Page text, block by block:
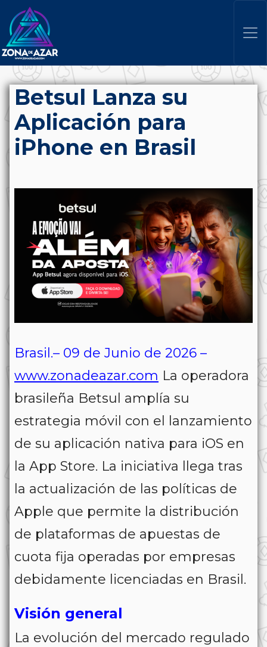
Betsul Lanza su
Aplicación para
iPhone en Brasil
Brasil.– 09 de Junio de 2026 –
www.zonadeazar.com La operadora
brasileña Betsul amplía su
estrategia móvil con el lanzamiento
de su aplicación nativa para iOS en
la App Store. La iniciativa llega tras
la actualización de las políticas de
Apple que permite la distribución
de plataformas de apuestas de
cuota fija operadas por empresas
debidamente licenciadas en Brasil.
Visión general
La evolución del mercado regulado